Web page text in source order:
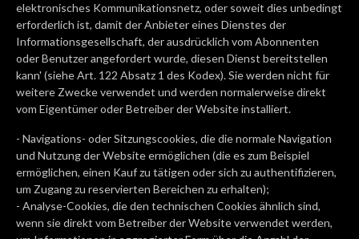
elektronisches Kommunikationsnetz, oder soweit dies unbedingt
erforderlich ist, damit der Anbieter eines Dienstes der
Informationsgesellschaft, der ausdrücklich vom Abonnenten
oder Benutzer angefordert wurde, diesen Dienst bereitstellen
kann' (siehe Art. 122 Absatz 1 des Kodex). Sie werden nicht für
weitere Zwecke verwendet und werden normalerweise direkt
vom Eigentümer oder Betreiber der Website installiert.
- Navigations- oder Sitzungscookies, die die normale Navigation
und Nutzung der Website ermöglichen (die es zum Beispiel
ermöglichen, einen Kauf zu tätigen oder sich zu authentifizieren,
um Zugang zu reservierten Bereichen zu erhalten);
- Analyse-Cookies, die den technischen Cookies ähnlich sind,
wenn sie direkt vom Betreiber der Website verwendet werden,